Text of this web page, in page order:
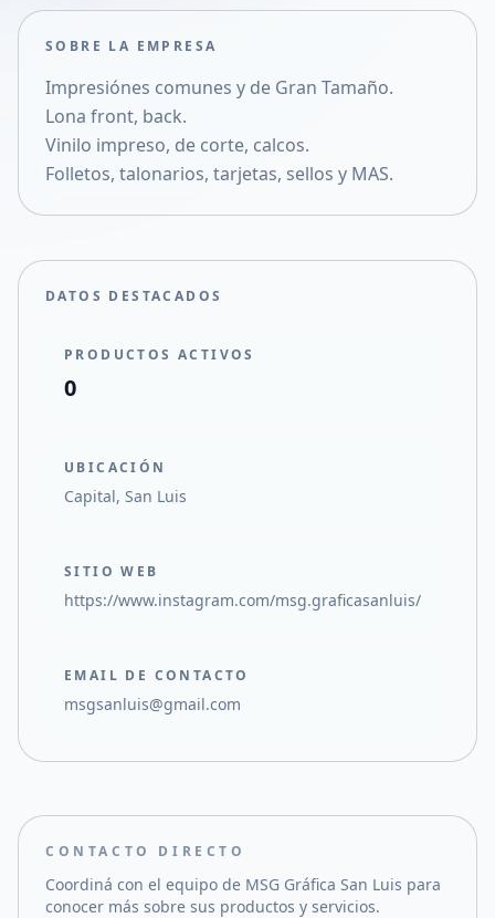
Compartir en X
SOBRE LA EMPRESA
Impresiónes comunes y de Gran Tamaño.
Lona front, back.
Vinilo impreso, de corte, calcos.
Folletos, talonarios, tarjetas, sellos y MAS.
DATOS DESTACADOS
PRODUCTOS ACTIVOS
0
UBICACIÓN
Capital, San Luis
SITIO WEB
https://www.instagram.com/msg.graficasanluis/
EMAIL DE CONTACTO
msgsanluis@gmail.com
CONTACTO DIRECTO
Coordiná con el equipo de MSG Gráfica San Luis para
conocer más sobre sus productos y servicios.